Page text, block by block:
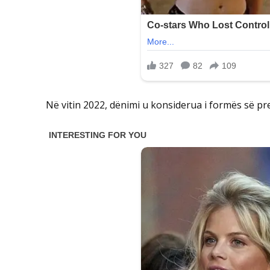
Në vitin 2022, dënimi u konsiderua i formës së